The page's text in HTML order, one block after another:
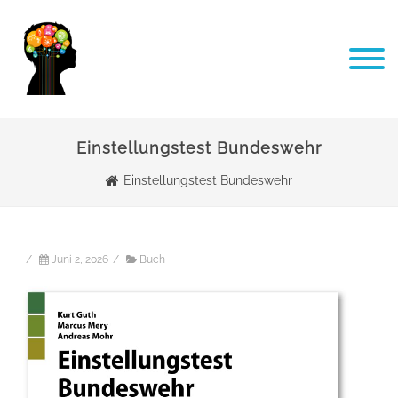
Einstellungstest Bundeswehr
Einstellungstest Bundeswehr
/ Juni 2, 2026 / Buch